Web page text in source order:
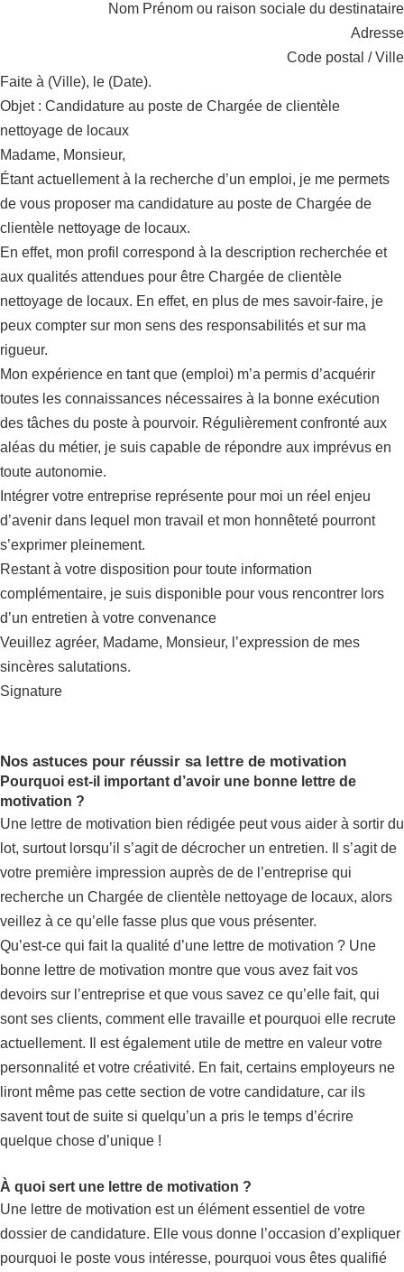
Nom Prénom ou raison sociale du destinataire
Adresse
Code postal / Ville
Faite à (Ville), le (Date).
Objet : Candidature au poste de Chargée de clientèle
nettoyage de locaux
Madame, Monsieur,
Étant actuellement à la recherche d’un emploi, je me permets
de vous proposer ma candidature au poste de Chargée de
clientèle nettoyage de locaux.
En effet, mon profil correspond à la description recherchée et
aux qualités attendues pour être Chargée de clientèle
nettoyage de locaux. En effet, en plus de mes savoir-faire, je
peux compter sur mon sens des responsabilités et sur ma
rigueur.
Mon expérience en tant que (emploi) m’a permis d’acquérir
toutes les connaissances nécessaires à la bonne exécution
des tâches du poste à pourvoir. Régulièrement confronté aux
aléas du métier, je suis capable de répondre aux imprévus en
toute autonomie.
Intégrer votre entreprise représente pour moi un réel enjeu
d’avenir dans lequel mon travail et mon honnêteté pourront
s’exprimer pleinement.
Restant à votre disposition pour toute information
complémentaire, je suis disponible pour vous rencontrer lors
d’un entretien à votre convenance
Veuillez agréer, Madame, Monsieur, l’expression de mes
sincères salutations.
Signature
Nos astuces pour réussir sa lettre de motivation
Pourquoi est-il important d’avoir une bonne lettre de
motivation ?
Une lettre de motivation bien rédigée peut vous aider à sortir du
lot, surtout lorsqu’il s’agit de décrocher un entretien. Il s’agit de
votre première impression auprès de de l’entreprise qui
recherche un Chargée de clientèle nettoyage de locaux, alors
veillez à ce qu’elle fasse plus que vous présenter.
Qu’est-ce qui fait la qualité d’une lettre de motivation ? Une
bonne lettre de motivation montre que vous avez fait vos
devoirs sur l’entreprise et que vous savez ce qu’elle fait, qui
sont ses clients, comment elle travaille et pourquoi elle recrute
actuellement. Il est également utile de mettre en valeur votre
personnalité et votre créativité. En fait, certains employeurs ne
liront même pas cette section de votre candidature, car ils
savent tout de suite si quelqu’un a pris le temps d’écrire
quelque chose d’unique !
À quoi sert une lettre de motivation ?
Une lettre de motivation est un élément essentiel de votre
dossier de candidature. Elle vous donne l’occasion d’expliquer
pourquoi le poste vous intéresse, pourquoi vous êtes qualifié